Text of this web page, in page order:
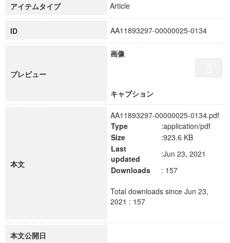
慶應義塾大学グローバルCOEプログラム市民社会ガバナンス
慶應義塾大学グローバルCOEプログラム論理と感性の先端的
博士課程教育リーディングプログラム「超成熟社会発展のサ
学術雑誌掲載論文等(8)
アイテムタイプ Article
ID AA11893297-00000025-0134
プレビュー
画像
キャプション
本文
AA11893297-00000025-0134.pdf
Type
:application/pdf
Size
:923.6 KB
Last
updated
:Jun 23, 2021
Downloads
: 157
Total downloads since Jun 23,
2021 : 157
本文公開日